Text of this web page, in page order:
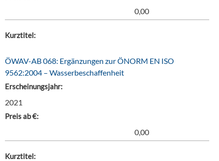
0,00
Kurztitel:
ÖWAV-AB 068: Ergänzungen zur ÖNORM EN ISO
9562:2004 – Wasserbeschaffenheit
Erscheinungsjahr:
2021
Preis ab €:
0,00
Kurztitel: